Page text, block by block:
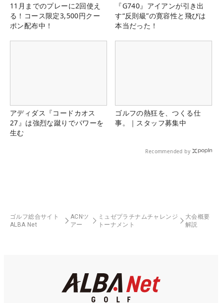
11月までのプレーに2回使え
る！コース限定3,500円クー
ポン配布中！
『G740』アイアンが引き出
す“反則級”の寛容性と飛びは
本当だった！
アディダス『コードカオス
27』は強烈な蹴りでパワーを
生む
ゴルフの熱狂を、つくる仕
事。｜スタッフ募集中
Recommended by
ゴルフ総合サイト
ALBA Net
ACNツ
アー
ミュゼプラチナムチャレンジ
トーナメント
大会概要
解説